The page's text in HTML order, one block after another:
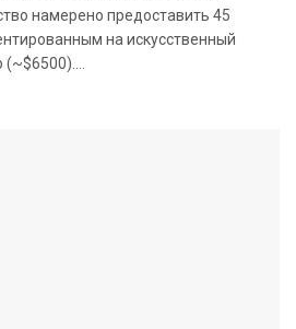
намерено предоставить 45
на искусственный